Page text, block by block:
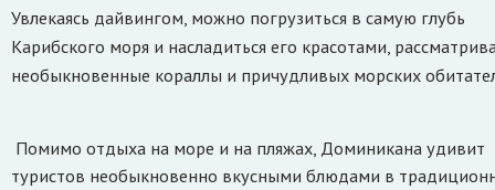
Увлекаясь дайвингом, можно погрузиться в самую глубь
Карибского моря и насладиться его красотами,
необыкновенные кораллы и причудливых морских
Помимо отдыха на море и на пляжах, Доминикана удивит
туристов необыкновенно вкусными блюдами в